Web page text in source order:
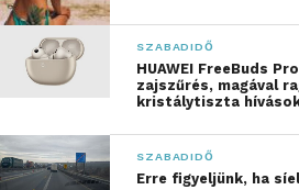
mozgáshoz, hanem lehetőség
embereket ismerj meg és
szépségét. Képes vagy az
a kevésbé ismert ösvények
A JóBringa képviselői szerint a
még messze nincs vége. Ez a
SZABADIDŐ
HUAWEI FreeBuds
zajszűrés, magával
kristálytiszta
SZABADIDŐ
Erre figyeljünk, ha